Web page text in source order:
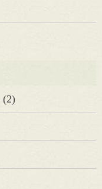
(2)